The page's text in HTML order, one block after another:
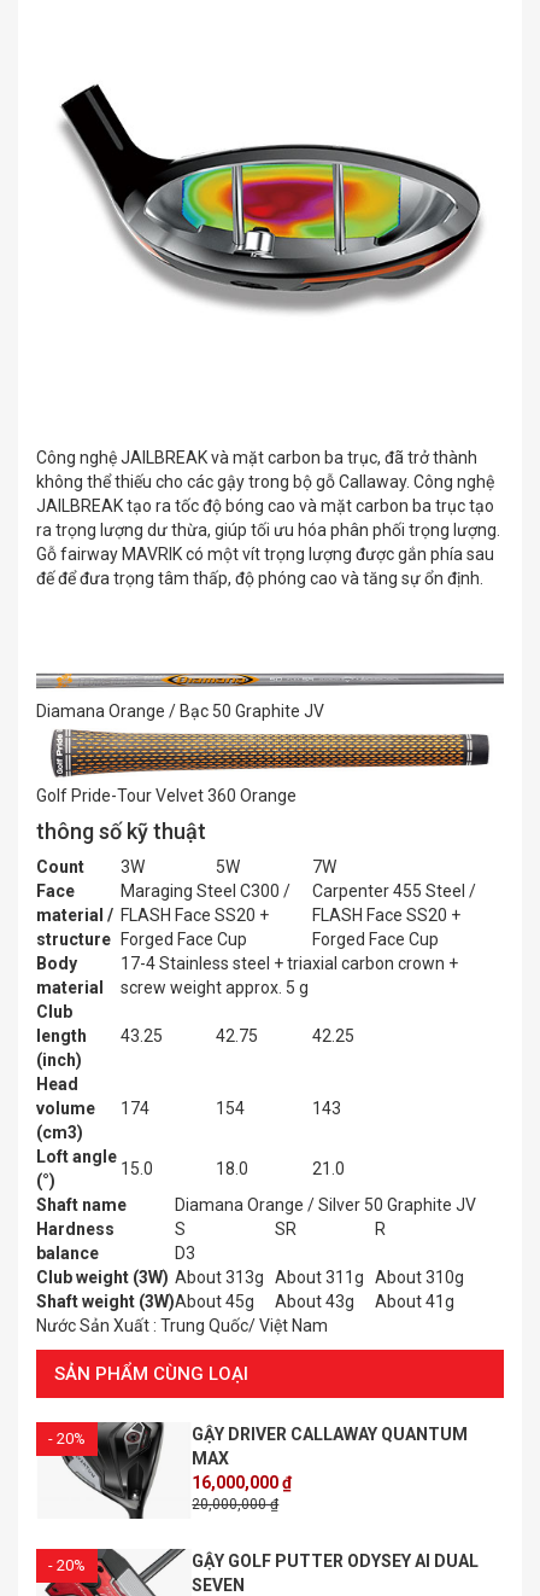
Công nghệ JAILBREAK và mặt carbon ba trục, đã trở thành
không thể thiếu cho các gậy trong bộ gỗ Callaway. Công nghệ
JAILBREAK tạo ra tốc độ bóng cao và mặt carbon ba trục tạo
ra trọng lượng dư thừa, giúp tối ưu hóa phân phối trọng lượng.
Gỗ fairway MAVRIK có một vít trọng lượng được gắn phía sau
đế để đưa trọng tâm thấp, độ phóng cao và tăng sự ổn định.
Diamana Orange / Bạc 50 Graphite JV
Golf Pride-Tour Velvet 360 Orange
thông số kỹ thuật
Count 3W 5W
7W
Face
material /
structure
Maraging Steel C300 /
FLASH Face SS20 +
Forged Face Cup
Carpenter 455 Steel /
FLASH Face SS20 +
Forged Face Cup
Body
material
17-4 Stainless steel + triaxial carbon crown +
screw weight approx. 5 g
Club
length
(inch)
43.25 42.75 42.25
Head
volume
(cm3)
174 154 143
Loft angle
(°)
15.0 18.0
21.0
Shaft name
Diamana Orange / Silver 50 Graphite JV
Hardness
S SR
R
balance
D3
Club weight (3W) About 313g About 311g
About 310g
Shaft weight (3W)About 45g About 43g
About 41g
Nước Sản Xuất : Trung Quốc/ Việt Nam
SẢN PHẨM CÙNG LOẠI
- 20%
GẬY DRIVER CALLAWAY QUANTUM
MAX
16,000,000 ₫
20,000,000 ₫
- 20%
GẬY GOLF PUTTER ODYSEY AI DUAL
SEVEN